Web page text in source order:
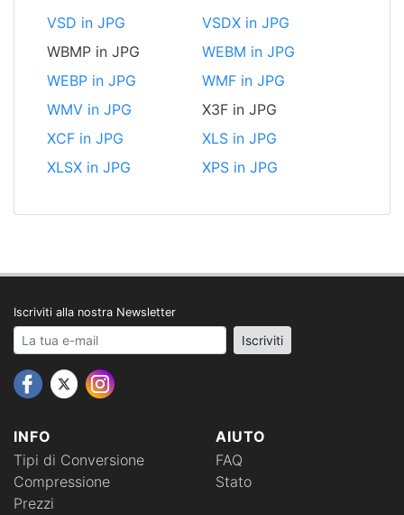
VSD in JPG
VSDX in JPG
WBMP in JPG
WEBM in JPG
WEBP in JPG
WMF in JPG
WMV in JPG
X3F in JPG
XCF in JPG
XLS in JPG
XLSX in JPG
XPS in JPG
INFO
Tipi di Conversione
Compressione
Prezzi
AIUTO
FAQ
Stato
Iscriviti alla nostra Newsletter
Your email address Iscriviti